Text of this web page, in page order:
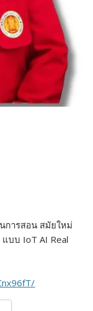
การสอน สมัยใหม่
บบ IoT AI Real